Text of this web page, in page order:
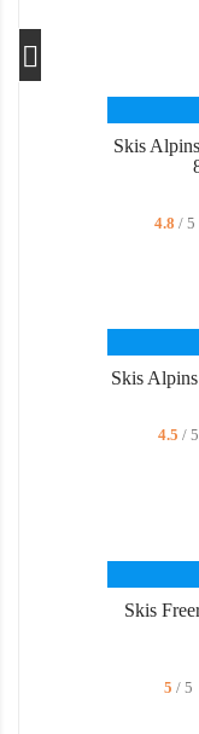
Skis
4.8 / 5
Skis
4.5 / 5
Skis
5 / 5